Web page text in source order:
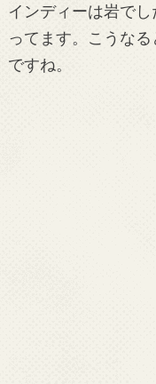
インディーは岩で
ってます。こうな
ですね。